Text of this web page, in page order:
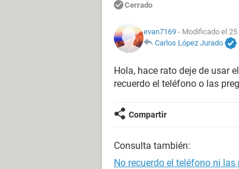
Cerrado
evan7169 - Modificado el 25
Carlos López Jurado
Hola, hace rato deje de usar
recuerdo el teléfono o las
Compartir
Consulta también:
No recuerdo el teléfono ni